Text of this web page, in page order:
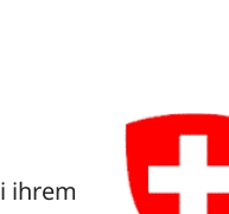
Innovationsförderung
Umsetzung Neue
ihrem